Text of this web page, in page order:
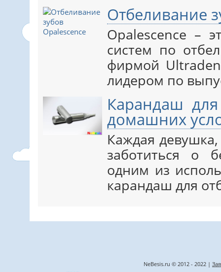
Отбеливание
Opalescence –
систем по
фирмой
лидером по
Карандаш
домашних
Каждая
заботиться о
одним из
карандаш для
NeBesis.ru © 2012 - 2022 |